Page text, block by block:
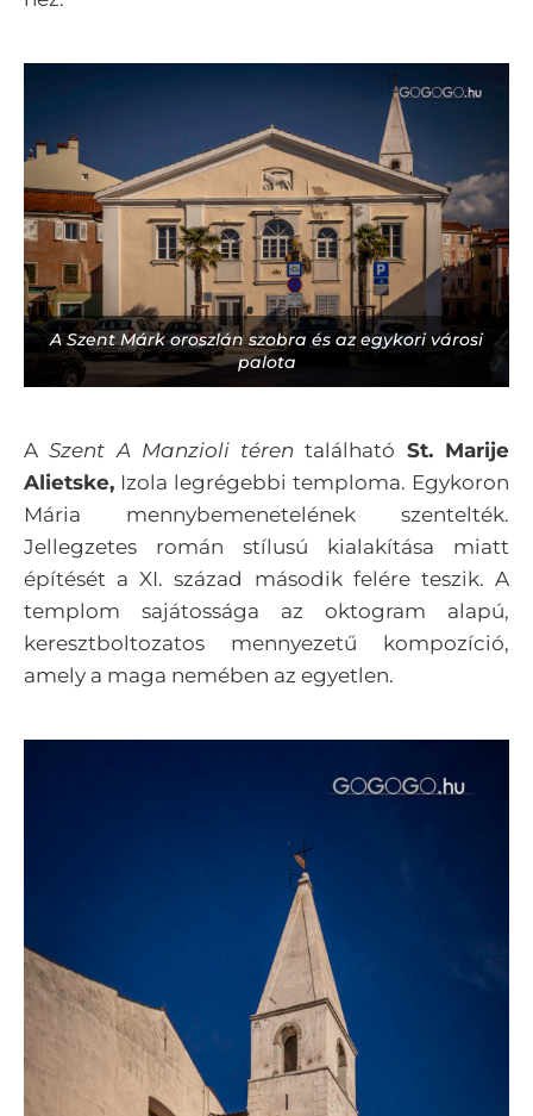
A Szent Márk oroszlán szobra és az egykori városi
palota
ASzent A Manzioli téren található St. Marije
Alietske, Izola legrégebbi temploma. Egykoron
Mária mennybemenetelének szentelték.
Jellegzetes román stílusú kialakítása miatt
építését a XI. század második felére teszik. A
templom sajátossága az oktogram alapú,
keresztboltozatos mennyezetű kompozíció,
amely a maga nemében az egyetlen.